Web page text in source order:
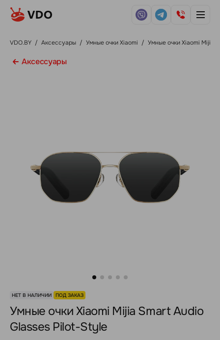
VDO.BY / Аксессуары / Умные очки Xiaomi / Умные очки Xiaomi Mijia
Аксессуары
НЕТ В НАЛИЧИИ ПОД ЗАКАЗ
Умные очки Xiaomi Mijia Smart Audio
Glasses Pilot-Style